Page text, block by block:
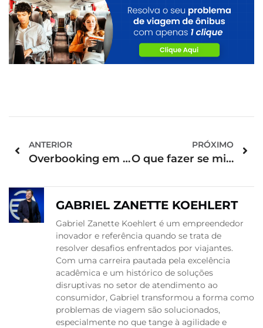
ANTERIOR
Overbooking em hotelaria? Veja o que pode ser feito!
PRÓXIMO
O que fazer se minha reserva de aluguel de carro for cancelada ou não existir?
GABRIEL ZANETTE KOEHLERT
Gabriel Zanette Koehlert é um empreendedor
inovador e referência quando se trata de
resolver desafios enfrentados por viajantes.
Com uma carreira pautada pela excelência
acadêmica e um histórico de soluções
disruptivas no setor de atendimento ao
consumidor, Gabriel transformou a forma como
problemas de viagem são solucionados,
especialmente no que tange à agilidade e